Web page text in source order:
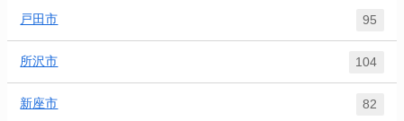
戸田市 95
所沢市 104
新座市 82